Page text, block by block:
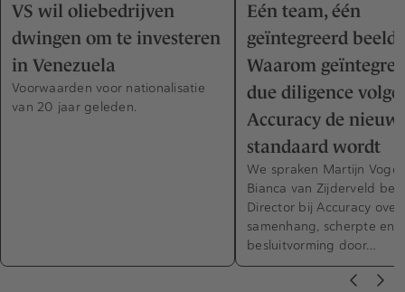
VS wil oliebedrijven
dwingen om te investeren
in Venezuela
Voorwaarden voor nationalisatie
van 20 jaar geleden.
Eén team, één
geïntegreerd beeld
Waarom
due diligence
Accuracy de
standaard wordt
We spraken Martijn
Bianca van Zijderveld
Director bij Accuracy over
samenhang, scherpte en
besluitvorming door…